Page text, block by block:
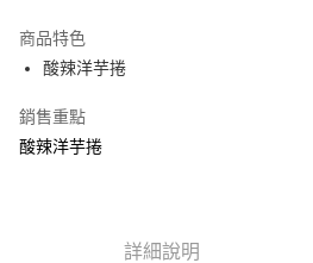
Apple Pay
街口支付
悠遊付
商品特色
酸辣洋芋捲
銷售重點
酸辣洋芋捲
詳細說明